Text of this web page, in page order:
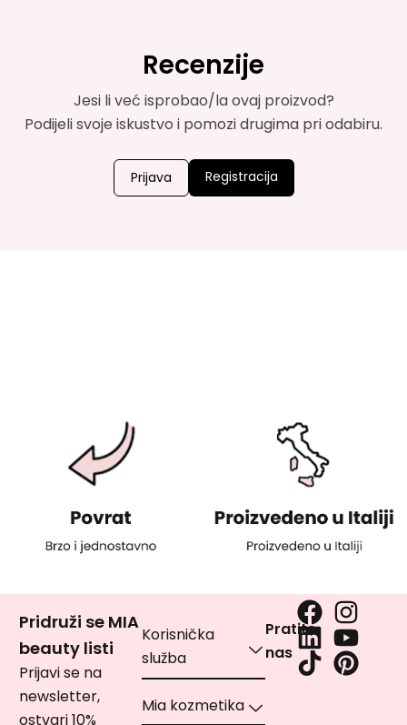
Recenzije
Jesi li već isprobao/la ovaj proizvod?
Podijeli svoje iskustvo i pomozi drugima pri odabiru.
Prijava Registracija
Pridruži se MIA
beauty listi
Prijavi se na
newsletter,
ostvari 10%
Korisnička
služba
Mia kozmetika
Pratite
nas